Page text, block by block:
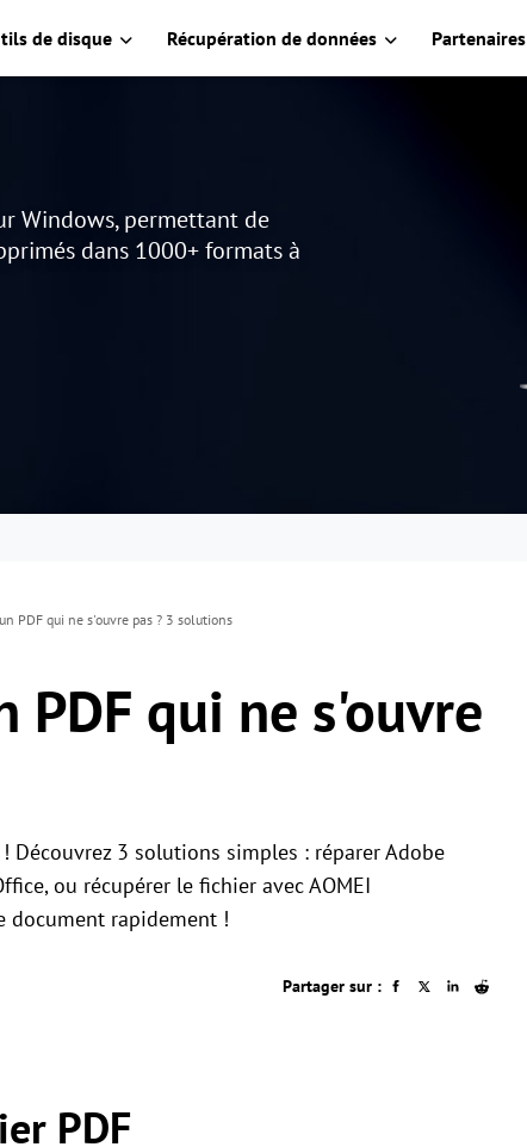
de disque Récupération de données Partenaires
Windows, permettant de
dans 1000+ formats à
PDF qui ne s'ouvre pas ? 3 solutions
PDF qui ne s'ouvre
Découvrez 3 solutions simples : réparer Adobe
ou récupérer le fichier avec AOMEI
document rapidement !
Partager sur :
PDF